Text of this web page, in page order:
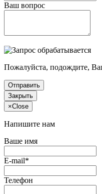
Ваш вопрос
Пожалуйста, подождите,
Отправить
Закрыть
×Close
Напишите нам
Ваше имя
E-mail*
Телефон